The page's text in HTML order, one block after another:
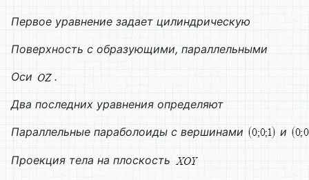
Первое уравнение задает цилиндрическую
Поверхность с образующими, параллельными
Оси
.
Два последних уравнения определяют
Параллельные параболоиды с вершинами
и
Проекция тела на плоскость